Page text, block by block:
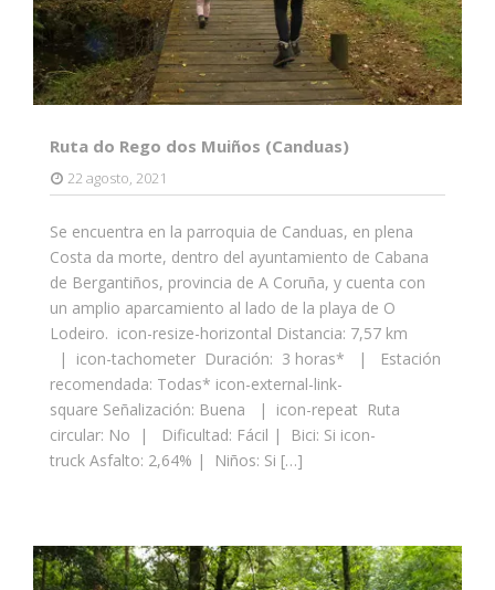
Ruta do Rego dos Muiños (Canduas)
22 agosto, 2021
Se encuentra en la parroquia de Canduas, en plena
Costa da morte, dentro del ayuntamiento de Cabana
de Bergantiños, provincia de A Coruña, y cuenta con
un amplio aparcamiento al lado de la playa de O
Lodeiro. icon-resize-horizontal Distancia: 7,57 km
| icon-tachometer Duración: 3 horas* | Estación
recomendada: Todas* icon-external-link-
square Señalización: Buena | icon-repeat Ruta
circular: No | Dificultad: Fácil | Bici: Si icon-
truck Asfalto: 2,64% | Niños: Si […]